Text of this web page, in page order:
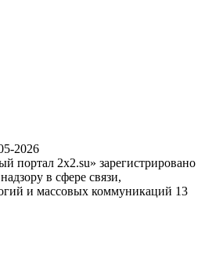
2026
портал 2x2.su» зарегистрировано
в сфере связи,
и массовых коммуникаций 13